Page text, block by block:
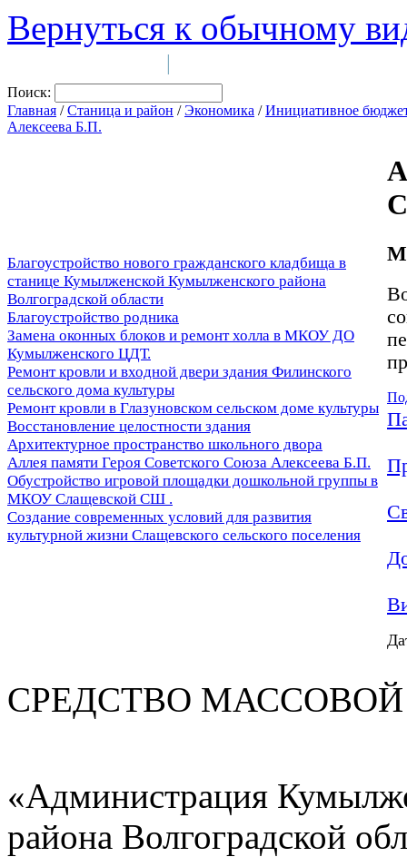
Вернуться к обычному
|
Поиск:
Главная /Станица и район /Экономика /Инициативное
Алексеева Б.П.
Благоустройство нового гражданского кладбища в
станице Кумылженской Кумылженского района
Волгоградской области
Благоустройство родника
Замена оконных блоков и ремонт холла в МКОУ ДО
Кумылженского ЦДТ.
Ремонт кровли и входной двери здания Филинского
сельского дома культуры
Ремонт кровли в Глазуновском сельском доме культуры
Восстановление целостности здания
Архитектурное пространство школьного двора
Аллея памяти Героя Советского Союза Алексеева Б.П.
Обустройство игровой площадки дошкольной группы в
МКОУ Слащевской СШ .
Создание современных условий для развития
культурной жизни Слащевского сельского поселения
СРЕДСТВО
«Администрация
района Волгоградской